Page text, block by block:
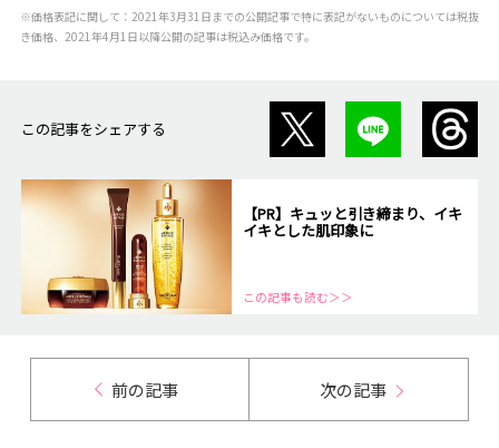
※価格表記に関して：2021年3月31日までの公開記事で特に表記がないものについては税抜
き価格、2021年4月1日以降公開の記事は税込み価格です。
この記事をシェアする
【PR】キュッと引き締まり、イキ
イキとした肌印象に
この記事も読む＞＞
前の記事 次の記事